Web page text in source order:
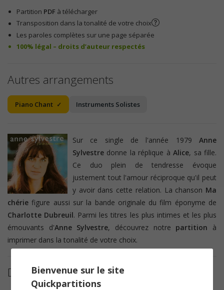
Partition PDF à télécharger
Transposition dans la tonalité de votre choix
Les paroles complètes sur une page séparée
100% légal – droits d’auteur respectés
Autres arrangements
Piano Chant Instruments Solistes
Sur ce single de l'année 1979 Anne
Sylvestre donne la réplique àAlice, sa fille.
Ce duo plein de tendresse évoque
justement tout l'amour réciproque qu'il peut
y avoir dans cette relation. La chanson Ma
chérie figure aussi sur la bande originale du film éponyme de
Charlotte Dubreuil. Parmi les titres les plus intimes et les plus
émouvants d'Anne Sylvestre, découvrez notre partition à
imprimer dans la tonalité de votre choix.
Détails de la partition
Bienvenue sur le site
Quickpartitions